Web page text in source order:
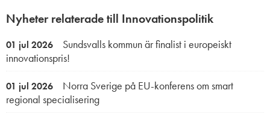
Nyheter relaterade till Innovationspolitik
01 jul 2026
Sundsvalls kommun är finalist i europeiskt
innovationspris!
01 jul 2026
Norra Sverige på EU-konferens om smart
regional specialisering